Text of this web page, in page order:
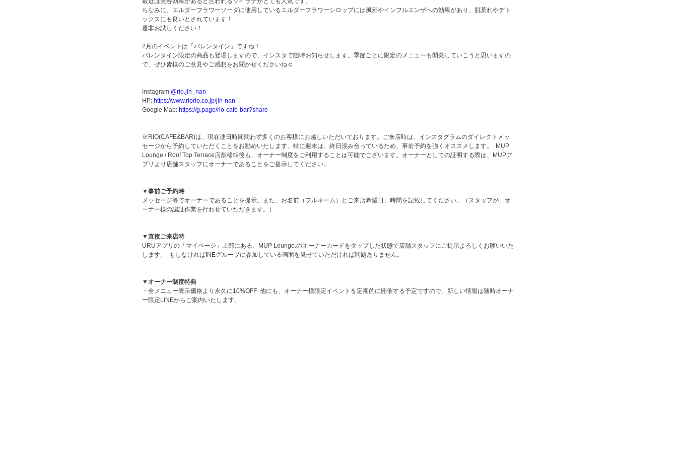
ちなみに、エルダーフラワーソーダに使用しているエルダーフラワーシロップには風邪やインフルエンザへの効果があり、肌荒れやデト
ックスにも良いとされています！
是非お試しください！
2月のイベントは「バレンタイン」ですね！
バレンタイン限定の商品も登場しますので、インスタで随時お知らせします。季節ごとに限定のメニューも開発していこうと思いますの
で、ぜひ皆様のご意見やご感想をお聞かせくださいね☺︎
Instagram:@rio.jin_nan
HP: https://www.riorio.co.jp/jin-nan
Google Map: https://g.page/rio-cafe-bar?share
※RIO(CAFE&BAR)は、現在連日時間問わず多くのお客様にお越しいただいております。ご来店時は、インスタグラムのダイレクトメッ
セージから予約していただくことをお勧めいたします。特に週末は、終日混み合っているため、事前予約を強くオススメします。  MUP
Lounge./ Roof Top Terrace店舗移転後も、オーナー制度をご利用することは可能でございます。オーナーとしての証明する際は、MUPア
プリより店舗スタッフにオーナーであることをご提示してください。
▼事前ご予約時
メッセージ等でオーナーであることを提示。また、お名前（フルネーム）とご来店希望日、時間を記載してください。（スタッフが、オ
ーナー様の認証作業を行わせていただきます。）
▼直接ご来店時
URUアプリの「マイページ」上部にある、MUP Lounge.のオーナーカードをタップした状態で店舗スタッフにご提示よろしくお願いいた
します。  もしなければINEグループに参加している画面を見せていただければ問題ありません。
▼オーナー制度特典
・全メニュー表示価格より永久に10%OFF  他にも、オーナー様限定イベントを定期的に開催する予定ですので、新しい情報は随時オーナ
ー限定LINEからご案内いたします。